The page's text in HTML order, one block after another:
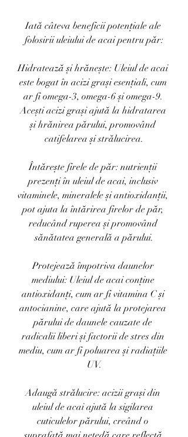
Iată câteva beneficii potențiale ale
folosirii uleiului de acai pentru păr:
Hidratează și hrănește: Uleiul de acai
este bogat în acizi grași esențiali, cum
ar fi omega-3, omega-6 și omega-9.
Acești acizi grași ajută la hidratarea
și hrănirea părului, promovând
catifelarea și strălucirea.
Întărește firele de păr: nutrienții
prezenți în uleiul de acai, inclusiv
vitaminele, mineralele și antioxidanții,
pot ajuta la întărirea firelor de păr,
reducând ruperea și promovând
sănătatea generală a părului.
Protejează împotriva daunelor
mediului: Uleiul de acai conține
antioxidanți, cum ar fi vitamina C și
antocianine, care ajută la protejarea
părului de daunele cauzate de
radicalii liberi și factorii de stres din
mediu, cum ar fi poluarea și radiațiile
UV.
Adaugă strălucire: acizii grași din
uleiul de acai ajută la sigilarea
cuticulelor părului, creând o